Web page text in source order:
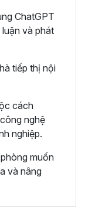
ChatGPT
và phát
tiếp thị nội
cách
nghệ
nghiệp.
muốn
và nâng